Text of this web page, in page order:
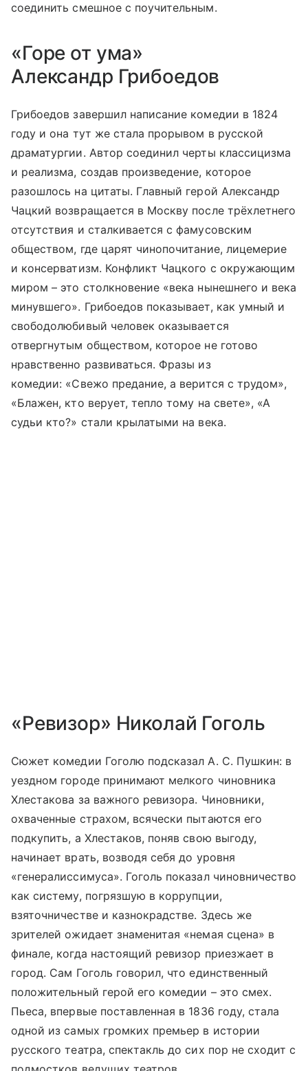
соединить смешное с поучительным.
«Горе от ума»
Александр Грибоедов
Грибоедов завершил написание комедии в 1824
году и она тут же стала прорывом в русской
драматургии. Автор соединил черты классицизма
и реализма, создав произведение, которое
разошлось на цитаты. Главный герой Александр
Чацкий возвращается в Москву после трёхлетнего
отсутствия и сталкивается с фамусовским
обществом, где царят чинопочитание, лицемерие
и консерватизм. Конфликт Чацкого с окружающим
миром – это столкновение «века нынешнего и века
минувшего». Грибоедов показывает, как умный и
свободолюбивый человек оказывается
отвергнутым обществом, которое не готово
нравственно развиваться. Фразы из
комедии: «Свежо предание, а верится с трудом»,
«Блажен, кто верует, тепло тому на свете», «А
судьи кто?» стали крылатыми на века.
«Ревизор» Николай Гоголь
Сюжет комедии Гоголю подсказал А. С. Пушкин: в
уездном городе принимают мелкого чиновника
Хлестакова за важного ревизора. Чиновники,
охваченные страхом, всячески пытаются его
подкупить, а Хлестаков, поняв свою выгоду,
начинает врать, возводя себя до уровня
«генералиссимуса». Гоголь показал чиновничество
как систему, погрязшую в коррупции,
взяточничестве и казнокрадстве. Здесь же
зрителей ожидает знаменитая «немая сцена» в
финале, когда настоящий ревизор приезжает в
город. Сам Гоголь говорил, что единственный
положительный герой его комедии – это смех.
Пьеса, впервые поставленная в 1836 году, стала
одной из самых громких премьер в истории
русского театра, спектакль до сих пор не сходит с